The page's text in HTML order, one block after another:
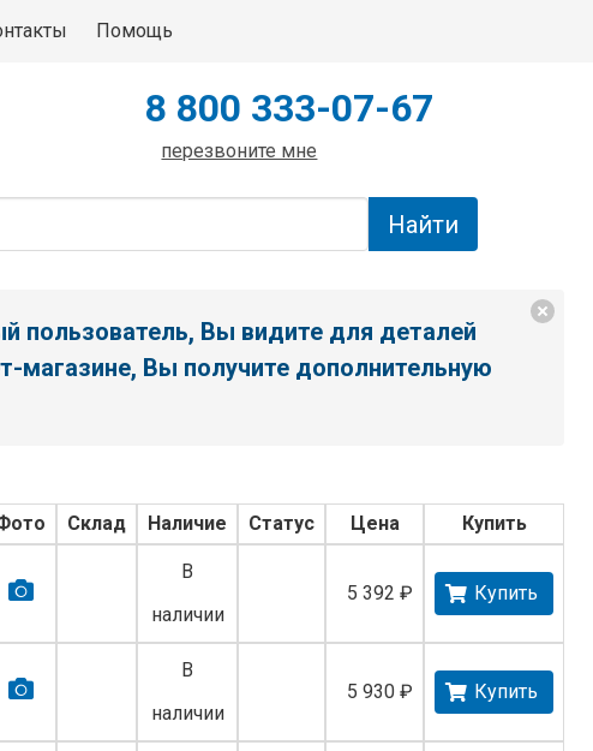
Помощь
8 800 333-07-67
перезвоните мне
пользователь, Вы видите для деталей
магазине, Вы получите дополнительную
Склад Наличие Статус Цена Купить
В
наличии
5 392 ₽ Купить
В
наличии
5 930 ₽ Купить